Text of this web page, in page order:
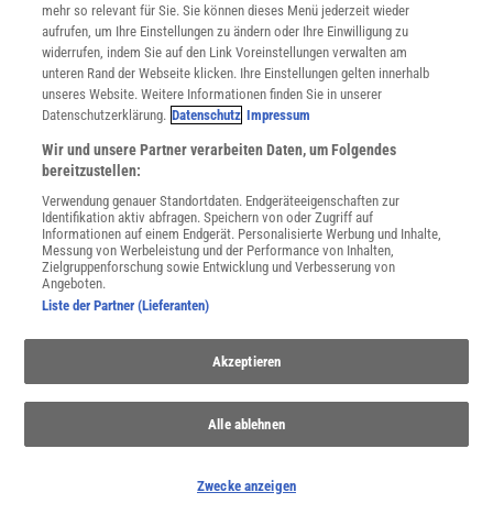
Spektrum Shop
Im Handel kaufen
Presse
Verträge kündigen
INFO
Mediadaten
Datenschutz
Nutzungsbedingungen
Cookie-Einstellungen
Utiq verwalten
Nutzungsbasierte Onlinewerbung
Alle Artikel
Impressum
Angebote für Institutionen
Sprachen lernen mit Gymglish
Lexika
Zugänglichkeitserklärung
mehr so relevant für Sie. Sie können dieses Menü jederzeit wieder
aufrufen, um Ihre Einstellungen zu ändern oder Ihre Einwilligung zu
widerrufen, indem Sie auf den Link Voreinstellungen verwalten am
unteren Rand der Webseite klicken. Ihre Einstellungen gelten innerhalb
unseres Website. Weitere Informationen finden Sie in unserer
Datenschutzerklärung. Datenschutz Impressum
Wir und unsere Partner verarbeiten Daten, um Folgendes
bereitzustellen:
Verwendung genauer Standortdaten. Endgeräteeigenschaften zur
Identifikation aktiv abfragen. Speichern von oder Zugriff auf
Informationen auf einem Endgerät. Personalisierte Werbung und Inhalte,
Messung von Werbeleistung und der Performance von Inhalten,
Zielgruppenforschung sowie Entwicklung und Verbesserung von
Angeboten.
Liste der Partner (Lieferanten)
Akzeptieren
Alle ablehnen
Zwecke anzeigen